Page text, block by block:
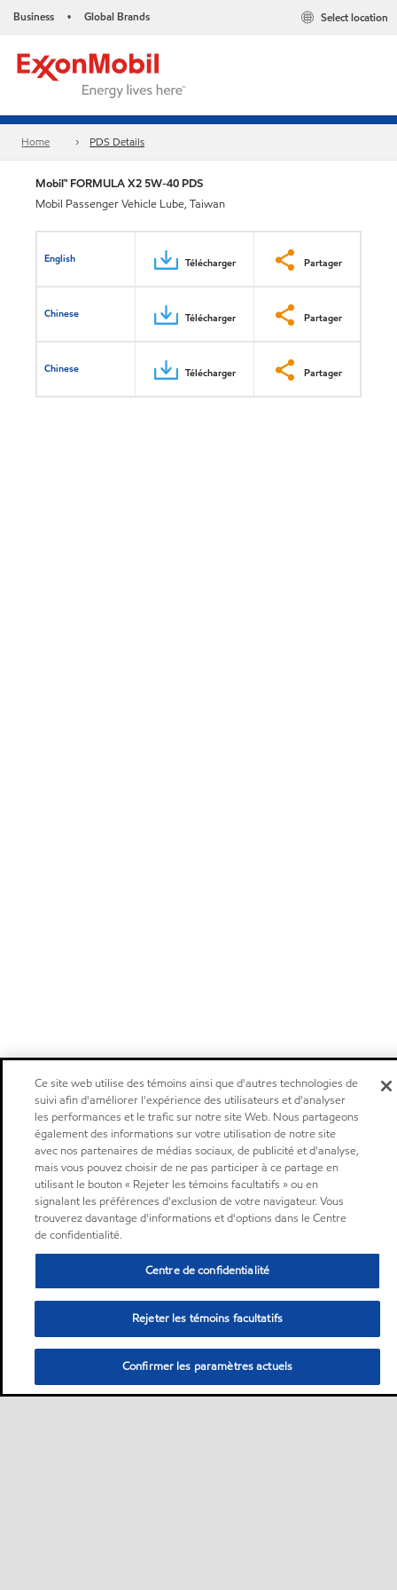
Business • Global Brands Select location
Home PDS Details
Mobil™ FORMULA X2 5W-40 PDS
Mobil Passenger Vehicle Lube, Taiwan
English Télécharger Partager
Chinese Télécharger Partager
Chinese Télécharger Partager
Ce site web utilise des témoins ainsi que d'autres technologies de
suivi afin d'améliorer l'expérience des utilisateurs et d'analyser
les performances et le trafic sur notre site Web. Nous partageons
également des informations sur votre utilisation de notre site
avec nos partenaires de médias sociaux, de publicité et d'analyse,
mais vous pouvez choisir de ne pas participer à ce partage en
utilisant le bouton « Rejeter les témoins facultatifs » ou en
signalant les préférences d'exclusion de votre navigateur. Vous
trouverez davantage d'informations et d'options dans le Centre
de confidentialité.
Centre de confidentialité
Rejeter les témoins facultatifs
Confirmer les paramètres actuels